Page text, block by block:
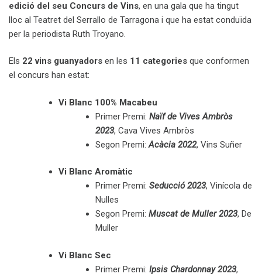
edició del seu Concurs de Vins, en una gala que ha tingut
lloc al Teatret del Serrallo de Tarragona i que ha estat conduïda
per la periodista Ruth Troyano.
Els 22 vins guanyadors en les 11 categories que conformen
el concurs han estat:
Vi Blanc 100% Macabeu
Primer Premi: Naïf de Vives Ambròs
2023, Cava Vives Ambròs
Segon Premi:Acàcia 2022, Vins Suñer
Vi Blanc Aromàtic
Primer Premi: Seducció 2023, Vinícola de
Nulles
Segon Premi: Muscat de Muller 2023, De
Muller
Vi Blanc Sec
Primer Premi: Ipsis Chardonnay 2023,